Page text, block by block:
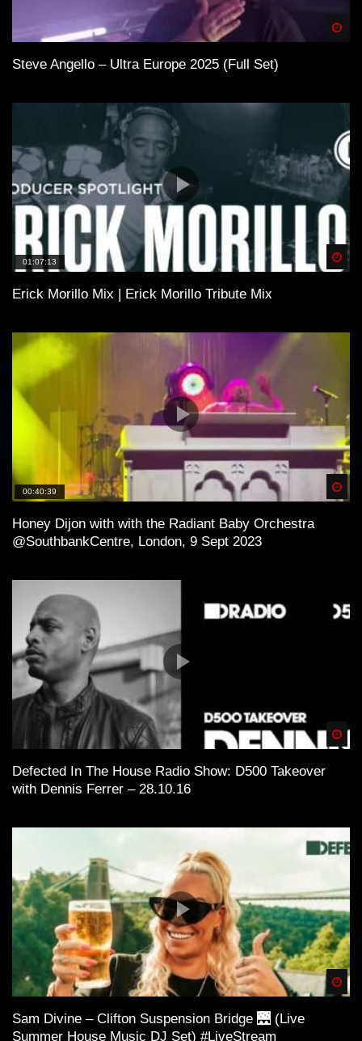
Steve Angello – Ultra Europe 2025 (Full Set)
01:07:13
Erick Morillo Mix | Erick Morillo Tribute Mix
00:40:39
Honey Dijon with with the Radiant Baby Orchestra
@SouthbankCentre, London, 9 Sept 2023
Defected In The House Radio Show: D500 Takeover
with Dennis Ferrer – 28.10.16
Sam Divine – Clifton Suspension Bridge 🌉 (Live
Summer House Music DJ Set) #LiveStream